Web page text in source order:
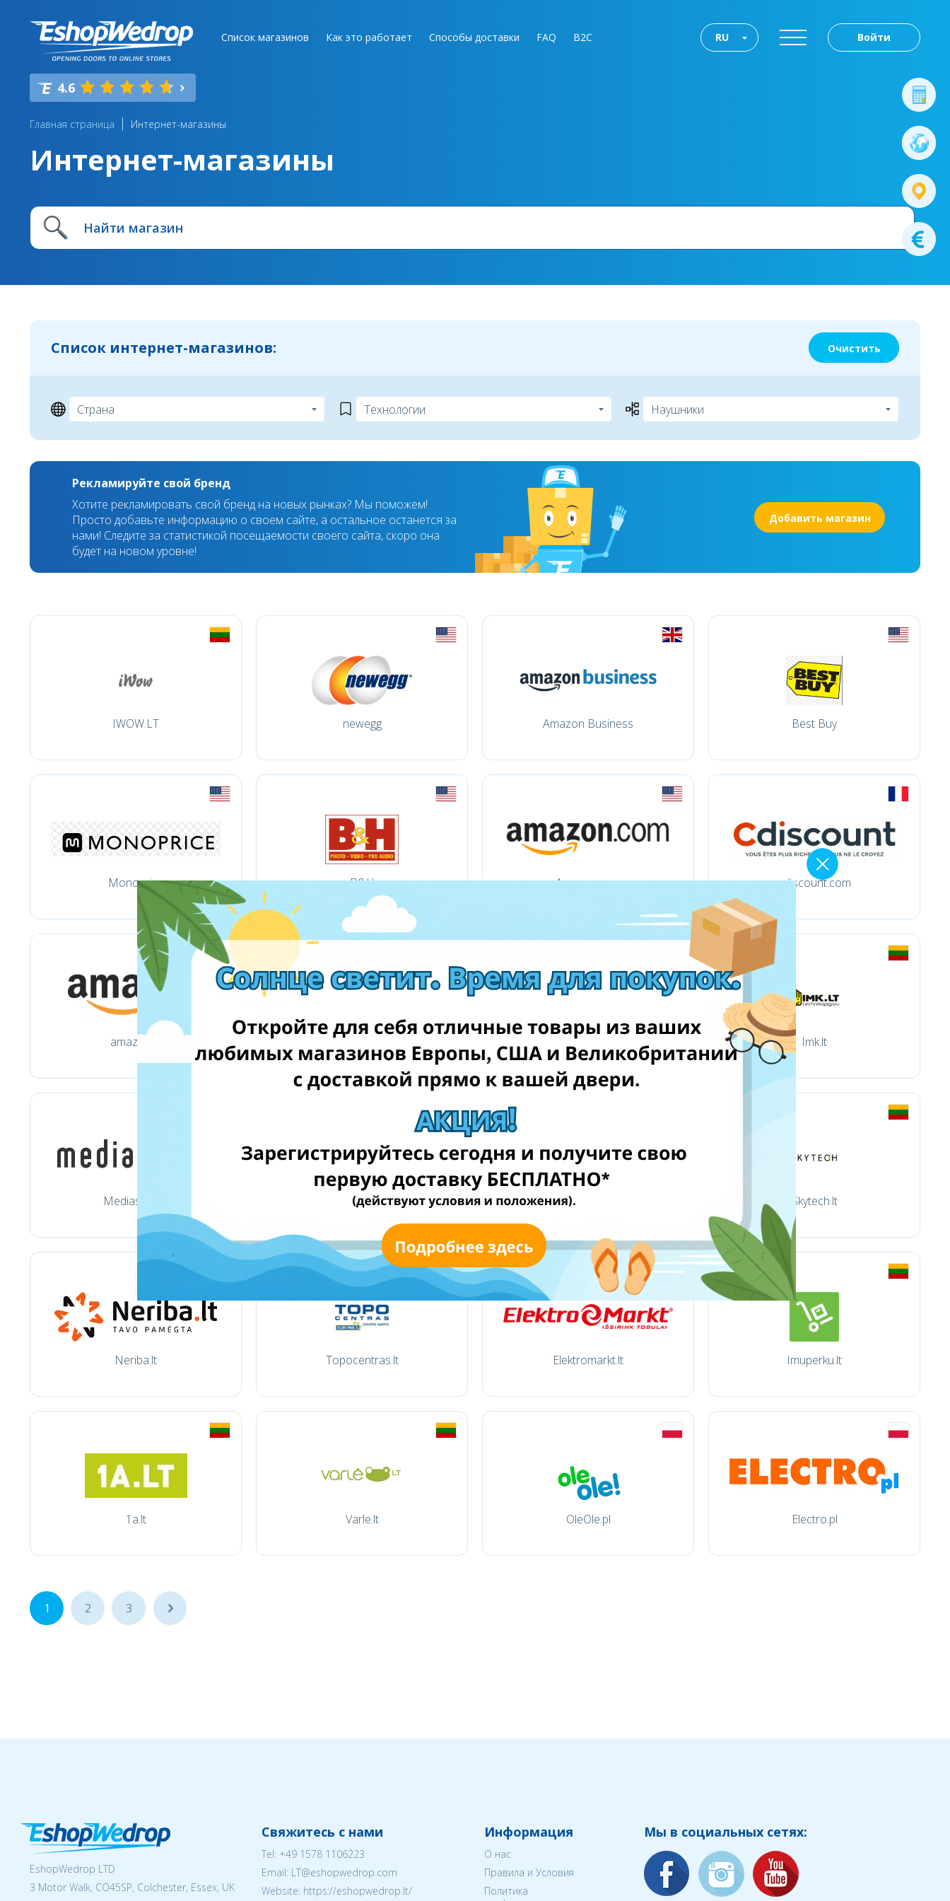
Список магазинов Как это работает Способы доставки FAQ B2C Войти
RU
4.6
Главная страница Интернет-магазины
Интернет-магазины
Список интернет-магазинов: Очистить
Рекламируйте свой бренд
Хотите рекламировать свой бренд на новых рынках? Мы поможем!
Просто добавьте информацию о своем сайте, а остальное останется за
нами! Следите за статистикой посещаемости своего сайта, скоро она
будет на новом уровне!
Добавить магазин
IWOW.LT newegg Amazon Business Best Buy
Monoprice B&H Amazon.com cdiscount.com
amazon.fr Fortakas.lt Technorama.lt Imk.lt
Mediashop.lt Bigbox.lt Rde.lt Skytech.lt
Neriba.lt Topocentras.lt Elektromarkt.lt Imuperku.lt
1a.lt Varle.lt OleOle.pl Electro.pl
1 2 3 ...
EshopWedrop LTD
3 Motor Walk, CO45SP, Colchester, Essex, UK
Свяжитесь с нами
Tel: +49 1578 1106223
Email: LT@eshopwedrop.com
Website: https://eshopwedrop.lt/
Информация
О нас
Правила и Условия
Политика
Мы в социальных сетях: